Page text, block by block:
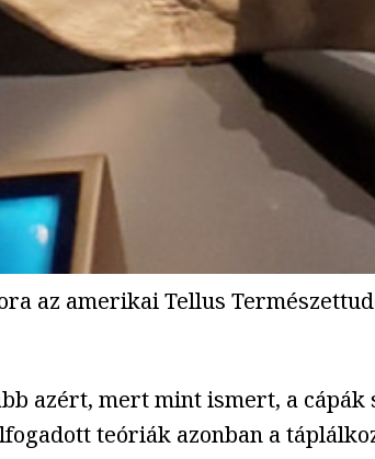
az amerikai Tellus
azért, mert mint ismert, a
teóriák azonban a